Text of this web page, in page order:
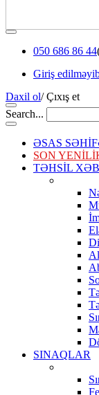
050 686 86 44
Giriş
Daxil ol/Çıxış et
Search...
ƏSAS
SON
TƏHSİL
SINAQLAR